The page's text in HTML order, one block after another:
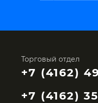
Торговый отдел
+7 (4162)
+7 (4162)